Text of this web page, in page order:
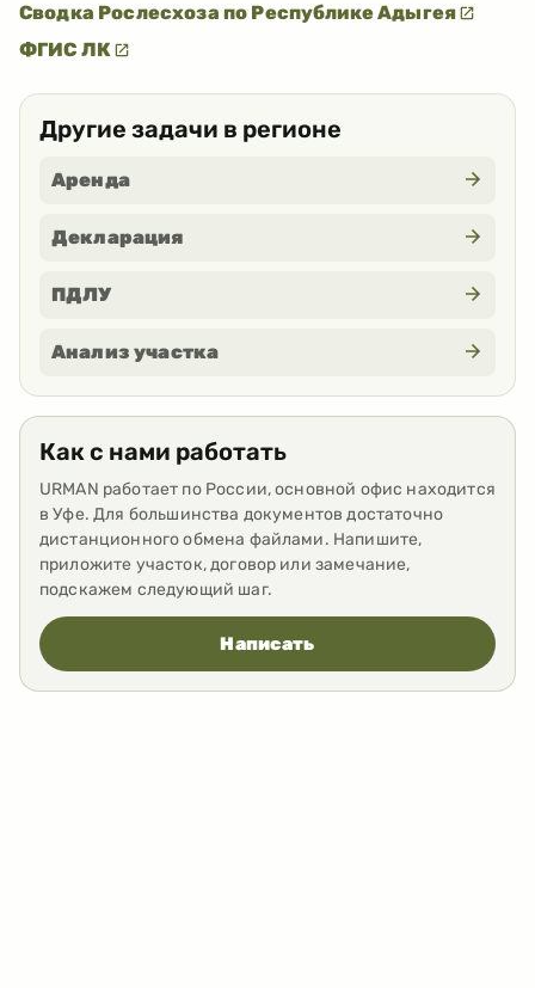
Сводка Рослесхоза по Республике Адыгея
ФГИС ЛК
Другие задачи в регионе
Аренда
Декларация
ПДЛУ
Анализ участка
Как с нами работать
URMAN работает по России, основной офис находится
в Уфе. Для большинства документов достаточно
дистанционного обмена файлами. Напишите,
приложите участок, договор или замечание,
подскажем следующий шаг.
Написать